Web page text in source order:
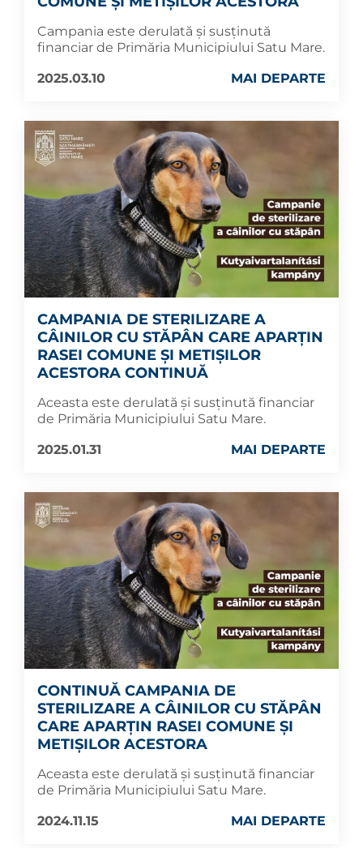
Campania este derulată și susținută
financiar de Primăria Municipiului Satu Mare.
2025.03.10
MAI DEPARTE
CAMPANIA DE STERILIZARE A
CÂINILOR CU STĂPÂN CARE APARȚIN
RASEI COMUNE ȘI METIȘILOR
ACESTORA CONTINUĂ
Aceasta este derulată și susținută financiar
de Primăria Municipiului Satu Mare.
2025.01.31
MAI DEPARTE
CONTINUĂ CAMPANIA DE
STERILIZARE A CÂINILOR CU STĂPÂN
CARE APARȚIN RASEI COMUNE ȘI
METIȘILOR ACESTORA
Aceasta este derulată și susținută financiar
de Primăria Municipiului Satu Mare.
2024.11.15
MAI DEPARTE